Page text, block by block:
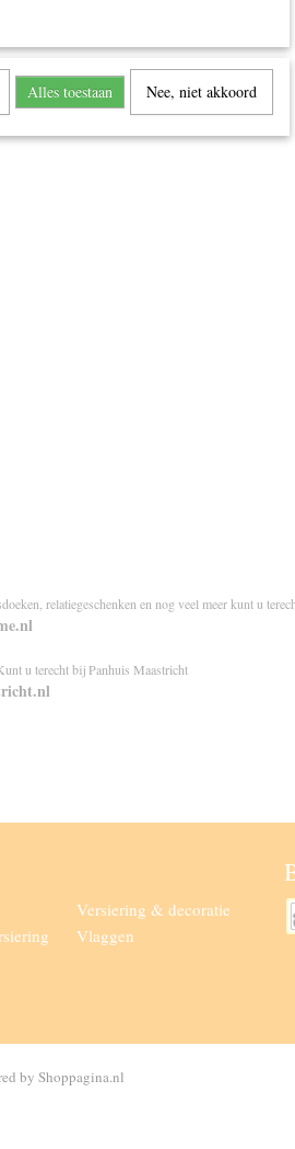
relatiegeschenken en nog veel meer kunt u
u terecht bij Panhuis Maastricht
Versiering & decoratie
Vlaggen
by Shoppagina.nl
Alles toestaan Nee, niet akkoord